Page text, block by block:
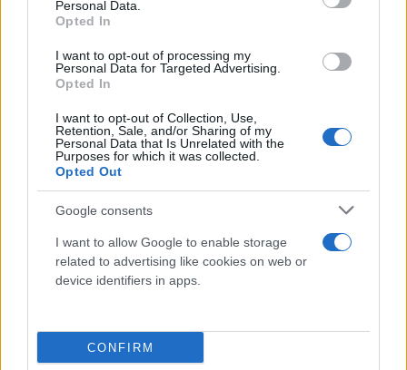
Personal Data.
Opted In
I want to opt-out of processing my
Personal Data for Targeted Advertising.
Opted In
I want to opt-out of Collection, Use,
Retention, Sale, and/or Sharing of my
Personal Data that Is Unrelated with the
Purposes for which it was collected.
Opted Out
Google consents
I want to allow Google to enable storage
related to advertising like cookies on web or
device identifiers in apps.
CONFIRM
Ερυθρός Σταυρός: «Κατέβασε» το βίντεο για τη
στην Κυψέλη